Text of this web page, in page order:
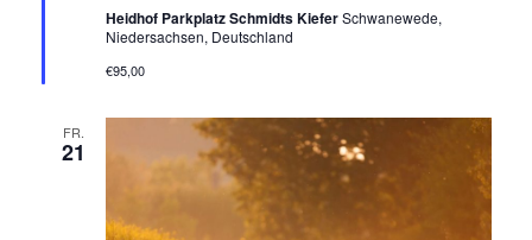
Heidhof Parkplatz Schmidts KieferSchwanewede,
Niedersachsen, Deutschland
€95,00
FR.
21